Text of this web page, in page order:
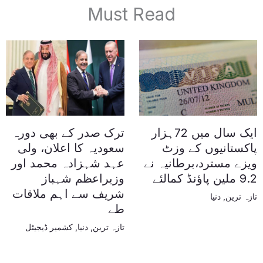
Must Read
ایک سال میں 72ہزار
پاکستانیوں کے وزٹ
ویزے مسترد،برطانیہ نے
9.2 ملین پاؤنڈ کمالئے
تازہ ترین ,دنیا
ترک صدر کے بھی دورہ
سعودیہ کا اعلان، ولی
عہد شہزادہ محمد اور
وزیراعظم شہباز
شریف سے اہم ملاقات
طے
تازہ ترین ,دنیا ,کشمیر ڈیجیٹل